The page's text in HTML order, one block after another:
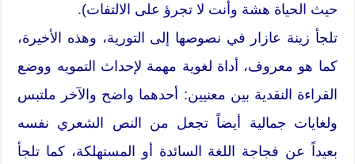
حيث الحياة هشة وأنت لا تجرؤ على الالتفات).
تلجأ زينة عازار في نصوصها إلى التورية، وهذه الأخيرة،
كما هو معروف، أداة لغوية مهمة لإحداث التمويه ووضع
القراءة النقدية بين معنيين: أحدهما واضح والآخر ملتبس
ولغايات جمالية أيضاً تجعل من النص الشعري نفسه
بعيداً عن فجاجة اللغة السائدة أو المستهلكة، كما تلجأ